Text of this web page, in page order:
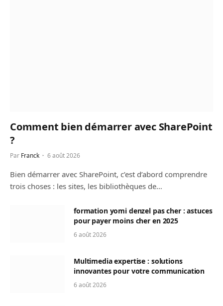
Comment bien démarrer avec SharePoint
?
Par Franck 6 août 2026
Bien démarrer avec SharePoint, c’est d’abord comprendre
trois choses : les sites, les bibliothèques de…
formation yomi denzel pas cher : astuces
pour payer moins cher en 2025
6 août 2026
Multimedia expertise : solutions
innovantes pour votre communication
6 août 2026